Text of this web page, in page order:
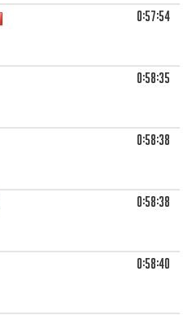
0:57:54
0:58:35
0:58:38
0:58:38
0:58:40